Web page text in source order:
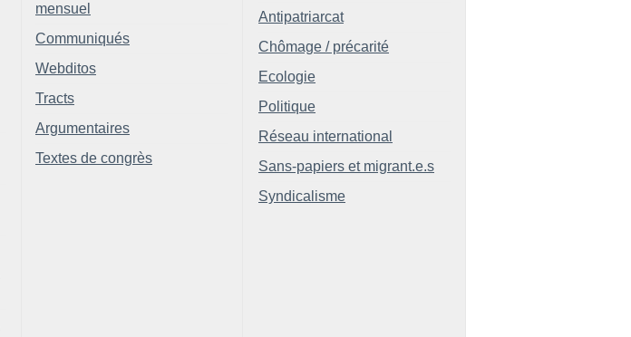
mensuel
Communiqués
Webditos
Tracts
Argumentaires
Textes de congrès
Antipatriarcat
Chômage / précarité
Ecologie
Politique
Réseau international
Sans-papiers et migrant.e.s
Syndicalisme